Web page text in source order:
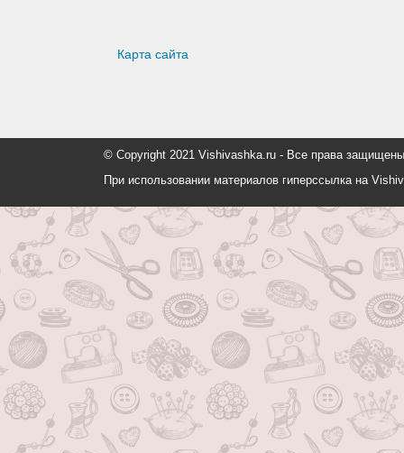
Карта сайта
© Copyright 2021 Vishivashka.ru - Все права
При использовании материалов гиперссылка на